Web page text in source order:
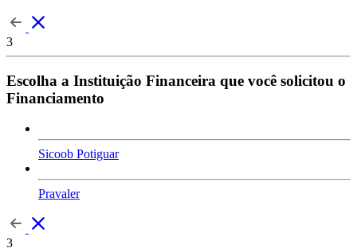
3
Escolha a Instituição Financeira que você solicitou o
Financiamento
Sicoob Potiguar
Pravaler
3